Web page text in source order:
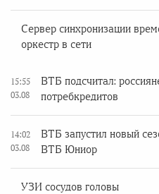
Сервер синхронизации
оркестр в сети
15:55
03.08
ВТБ подсчитал:
потребкредитов
14:02
03.08
ВТБ запустил новый
ВТБ Юниор
УЗИ сосудов головы